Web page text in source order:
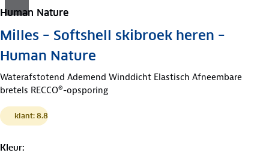
Human Nature
Milles – Softshell skibroek heren –
Human Nature
Waterafstotend Ademend Winddicht Elastisch Afneembare
bretels RECCO®-opsporing
klant: 8.8
Kleur: